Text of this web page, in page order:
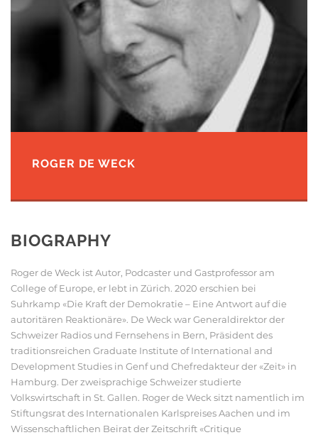
ROGER DE WECK
BIOGRAPHY
Roger de Weck ist Autor, Podcaster und Gastprofessor am
College of Europe, er lebt in Zürich. 2020 erschien bei
Suhrkamp «Die Kraft der Demokratie – Eine Antwort auf die
autoritären Reaktionäre». De Weck war Generaldirektor der
Schweizer Radios und Fernsehens in Bern, Präsident des
traditionsreichen Graduate Institute of International and
Development Studies in Genf und Chefredakteur der «Zeit» in
Hamburg. Der zweisprachige Schweizer studierte
Volkswirtschaft in St. Gallen. Roger de Weck sitzt namentlich im
Stiftungsrat des Internationalen Karlspreises Aachen und im
Wissenschaftlichen Beirat der Zeitschrift «Critique